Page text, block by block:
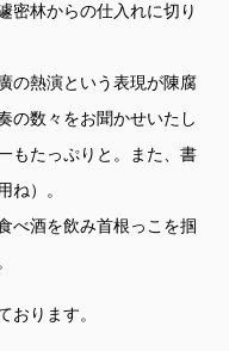
密林からの仕入れに切り
の熱演という表現が陳腐
の数々をお聞かせいたし
もたっぷりと。また、書
ね）。
べ酒を飲み首根っこを掴
おります。